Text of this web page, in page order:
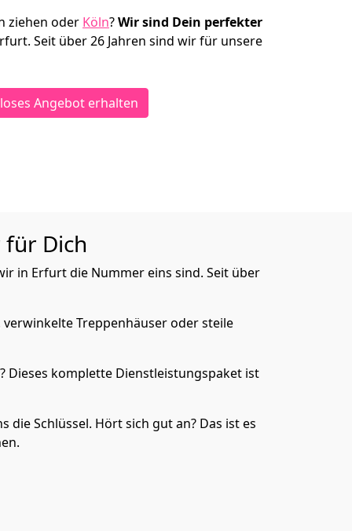
ziehen oder Köln?Wir sind Dein perfekter
Seit über 26 Jahren sind wir für unsere
Angebot erhalten
Dich
in Erfurt die Nummer eins sind. Seit über
verwinkelte Treppenhäuser oder steile
Dieses komplette Dienstleistungspaket ist
die Schlüssel. Hört sich gut an? Das ist es